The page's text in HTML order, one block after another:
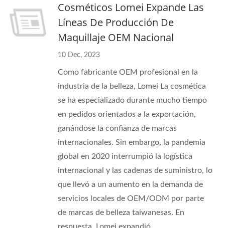
Cosméticos Lomei Expande Las
Líneas De Producción De
Maquillaje OEM Nacional
10 Dec, 2023
Como fabricante OEM profesional en la
industria de la belleza, Lomei La cosmética
se ha especializado durante mucho tiempo
en pedidos orientados a la exportación,
ganándose la confianza de marcas
internacionales. Sin embargo, la pandemia
global en 2020 interrumpió la logística
internacional y las cadenas de suministro, lo
que llevó a un aumento en la demanda de
servicios locales de OEM/ODM por parte
de marcas de belleza taiwanesas. En